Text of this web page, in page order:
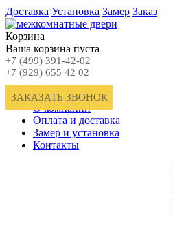
Доставка Установка Замер Заказ
Корзина
Ваша корзина пуста
+7 (499) 391-42-02
+7 (929) 655 42 02
ЗАКАЗАТЬ ЗВОНОК
Главная
О компании
Оплата и доставка
Замер и установка
Контакты